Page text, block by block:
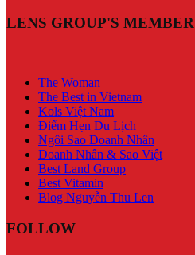
LENS GROUP'S MEMBER
The Woman
The Best in Vietnam
Kols Việt Nam
Điểm Hẹn Du Lịch
Ngôi Sao Doanh Nhân
Doanh Nhân & Sao Việt
Best Land Group
Best Vitamin
Blog Nguyễn Thu Len
FOLLOW